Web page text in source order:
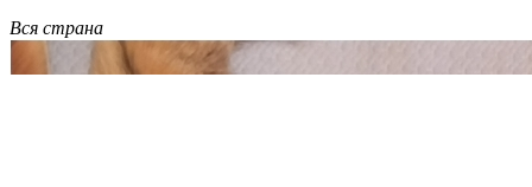
Вся страна